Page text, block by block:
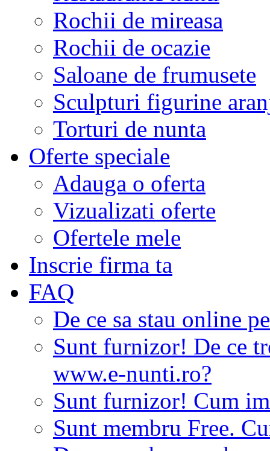
Rochii de mireasa
Rochii de ocazie
Saloane de frumusete
Sculpturi figurine
Torturi de nunta
Oferte speciale
Adauga o oferta
Vizualizati oferte
Ofertele mele
Inscrie firma ta
FAQ
De ce sa stau online
Sunt furnizor! De ce
www.e-nunti.ro?
Sunt furnizor! Cum
Sunt membru Free.